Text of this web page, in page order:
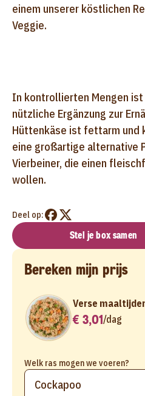
einem unserer köstlichen
Veggie.
In kontrollierten Mengen
nützliche Ergänzung zur
Hüttenkäse ist fettarm und
eine großartige alternative
Vierbeiner, die einen
wollen.
Deel op:
Stel je box samen
Bereken mijn prijs
Welk ras mogen we voeren?
Verse
€ 3,01/dag